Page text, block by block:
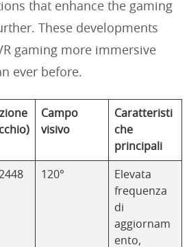
that enhance the gaming
These developments
gaming more immersive
ever before.
Campo
visivo
Caratteristi
che
principali
120°
Elevata
frequenza
di
aggiornam
ento,